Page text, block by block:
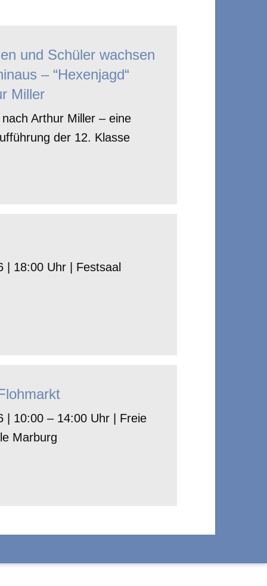
und Schüler wachsen
– “Hexenjagd“
Miller
nach Arthur Miller – eine
der 12. Klasse
| 18:00 Uhr | Festsaal
| 10:00 – 14:00 Uhr | Freie
Marburg